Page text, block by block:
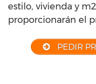
estilo, vivienda y
proporcionarán el
PEDIR